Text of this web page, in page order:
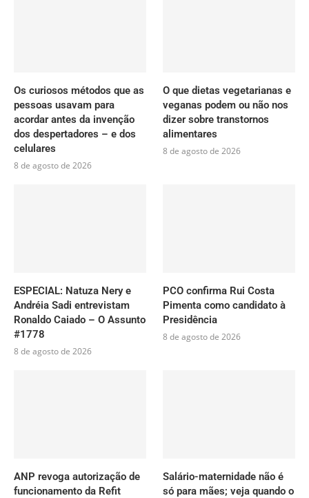
Os curiosos métodos que as
pessoas usavam para
acordar antes da invenção
dos despertadores – e dos
celulares
8 de agosto de 2026
O que dietas vegetarianas e
veganas podem ou não nos
dizer sobre transtornos
alimentares
8 de agosto de 2026
ESPECIAL: Natuza Nery e
Andréia Sadi entrevistam
Ronaldo Caiado – O Assunto
#1778
8 de agosto de 2026
PCO confirma Rui Costa
Pimenta como candidato à
Presidência
8 de agosto de 2026
ANP revoga autorização de
funcionamento da Refit
Salário-maternidade não é
só para mães; veja quando o